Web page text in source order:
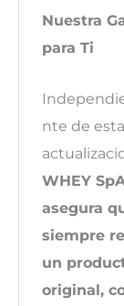
Nuestra
para Ti
nte de
WHEY
asegura
siempre
un
original,